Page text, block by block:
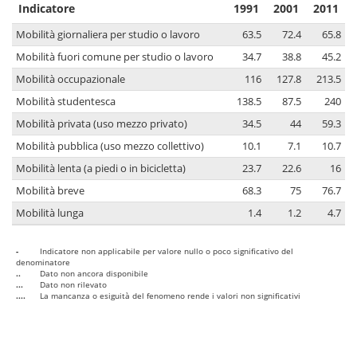
Indicatore 1991 2001 2011
Mobilità giornaliera per studio o lavoro 63.5 72.4
65.8
Mobilità fuori comune per studio o lavoro
34.7 38.8
45.2
Mobilità occupazionale
116 127.8
213.5
Mobilità studentesca
138.5 87.5
240
Mobilità privata (uso mezzo privato)
34.5 44
59.3
Mobilità pubblica (uso mezzo collettivo)
10.1 7.1
10.7
Mobilità lenta (a piedi o in bicicletta)
23.7 22.6
16
Mobilità breve
68.3 75
76.7
Mobilità lunga
1.4 1.2 4.7
-
Indicatore non applicabile per valore nullo o poco significativo del
denominatore
..
Dato non ancora disponibile
...
Dato non rilevato
....
La mancanza o esiguità del fenomeno rende i valori non significativi